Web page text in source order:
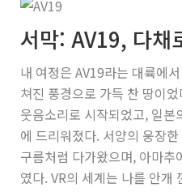
서막: AV19, 다채
내 여정은 AV19라는 대륙에
쳐진 풍경으로 가득 찬 땅이
웃음소리로 시작되었고, 일
에 드리워졌다. 서양의 웅장
구름처럼 다가왔으며, 아마
였다. VR의 세계는 나를 안개